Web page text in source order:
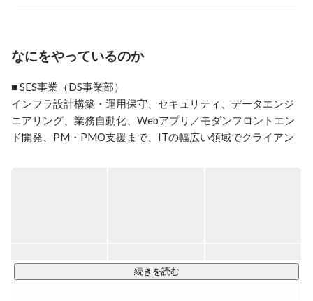
PythonエンジニアとしてWeb開発を得意とする。
また、未経験者を対象にプログラミングを教えていた。
クライアントが求めるエンジニア像と実際のエンジニア
に大きな乖離があることに気づき、課題に感じ、問題解
決のため株式会社ミラスタの創業に至る。
なにをやっているのか
■ SES事業（DS事業部）
インフラ設計構築・運用保守、セキュリティ、データエンジ
ニアリング、業務自動化、Webアプリ／モダンフロントエン
ド開発、PM・PMO支援まで、ITの幅広い領域でクライアン
で、エンジニアの希望に応じてリモート中心の働き方も選択
続きを読む